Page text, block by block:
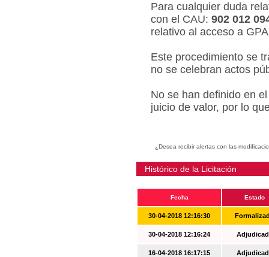
Para cualquier duda
con el CAU: 902 012
relativo al acceso a
Este procedimiento se
no se celebran actos
No se han definido en
juicio de valor, por lo
¿Desea recibir alertas con las
Histórico de la Licitación
Fecha Estado
30-04-2018 12:16:30
30-04-2018 12:16:24
16-04-2018 16:17:15